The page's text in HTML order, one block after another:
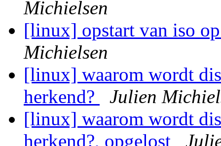
Michielsen
[linux] opstart van iso
Michielsen
[linux] waarom wordt
herkend?
Julien
[linux] waarom wordt
herkend?, opgelost